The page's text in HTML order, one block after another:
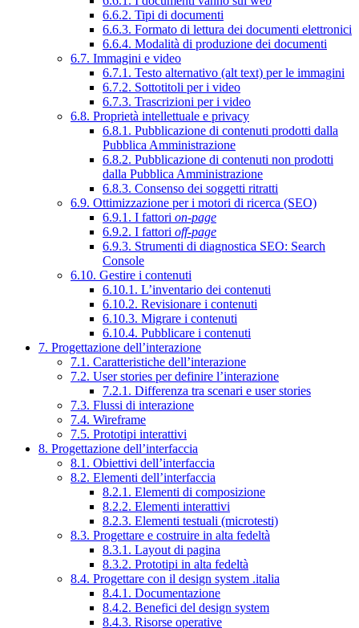
6.6.2. Tipi di documenti
6.6.3. Formato di lettura dei documenti elettronici
6.6.4. Modalità di produzione dei documenti
6.7. Immagini e video
6.7.1. Testo alternativo (alt text) per le immagini
6.7.2. Sottotitoli per i video
6.7.3. Trascrizioni per i video
6.8. Proprietà intellettuale e privacy
6.8.1. Pubblicazione di contenuti prodotti dalla
Pubblica Amministrazione
6.8.2. Pubblicazione di contenuti non prodotti
dalla Pubblica Amministrazione
6.8.3. Consenso dei soggetti ritratti
6.9. Ottimizzazione per i motori di ricerca (SEO)
6.9.1. I fattori on-page
6.9.2. I fattori off-page
6.9.3. Strumenti di diagnostica SEO: Search
Console
6.10. Gestire i contenuti
6.10.1. L’inventario dei contenuti
6.10.2. Revisionare i contenuti
6.10.3. Migrare i contenuti
6.10.4. Pubblicare i contenuti
7. Progettazione dell’interazione
7.1. Caratteristiche dell’interazione
7.2. User stories per definire l’interazione
7.2.1. Differenza tra scenari e user stories
7.3. Flussi di interazione
7.4. Wireframe
7.5. Prototipi interattivi
8. Progettazione dell’interfaccia
8.1. Obiettivi dell’interfaccia
8.2. Elementi dell’interfaccia
8.2.1. Elementi di composizione
8.2.2. Elementi interattivi
8.2.3. Elementi testuali (microtesti)
8.3. Progettare e costruire in alta fedeltà
8.3.1. Layout di pagina
8.3.2. Prototipi in alta fedeltà
8.4. Progettare con il design system .italia
8.4.1. Documentazione
8.4.2. Benefici del design system
8.4.3. Risorse operative